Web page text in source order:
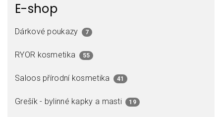
E-shop
Dárkové poukazy 7
RYOR kosmetika 55
Saloos přírodní kosmetika 41
Grešík - bylinné kapky a masti 19